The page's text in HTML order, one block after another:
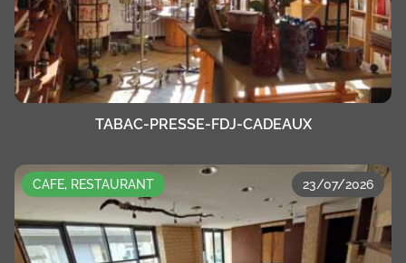
TABAC-PRESSE-FDJ-CADEAUX
CAFE, RESTAURANT 23/07/2026